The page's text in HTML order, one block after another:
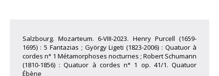
Salzbourg. Mozarteum. 6-VIII-2023. Henry Purcell (1659-
1695) : 5 Fantazias ; György Ligeti (1823-2006) : Quatuor à
cordes n° 1 Métamorphoses nocturnes ; Robert Schumann
(1810-1856) : Quatuor à cordes n° 1 op. 41/1. Quatuor
Ébène